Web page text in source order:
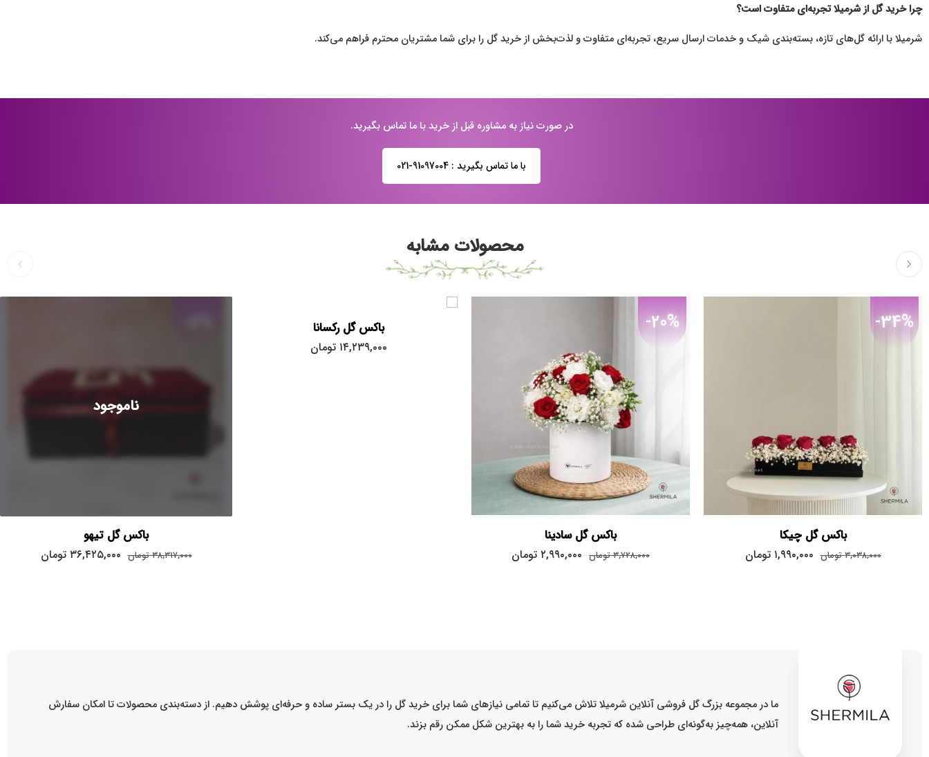
چرا خرید گل از شرمیلا تجربه‌ای متفاوت است؟
شرمیلا با ارائه گل‌های تازه، بسته‌بندی شیک و خدمات ارسال سریع، تجربه‌ای متفاوت و لذت‌بخش از خرید گل را برای شما مشتریان محترم فراهم می‌کند.
در صورت نیاز به مشاوره قبل از خرید با ما تماس بگیرید.
با ما تماس بگیرید : 91097004-021
محصولات مشابه
-34%
باکس گل چیکا
۳,۰۳۸,۰۰۰ تومان ۱,۹۹۰,۰۰۰ تومان
-20%
باکس گل سادینا
۳,۷۲۸,۰۰۰ تومان ۲,۹۹۰,۰۰۰ تومان
باکس گل رکسانا
۱۴,۲۳۹,۰۰۰ تومان
ناموجود
باکس گل تیهو
۳۸,۳۱۷,۰۰۰ تومان ۳۶,۴۲۵,۰۰۰ تومان
ما در مجموعه بزرگ گل فروشی آنلاین شرمیلا تلاش می‌کنیم تا تمامی نیازهای شما برای خرید گل را در یک بستر ساده و حرفه‌ای پوشش دهیم. از دسته‌بندی محصولات تا امکان سفارش
آنلاین، همه‌چیز به‌گونه‌ای طراحی شده که تجربه خرید شما را به بهترین شکل ممکن رقم بزند.